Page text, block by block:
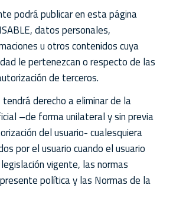
podrá publicar en esta página
datos personales,
u otros contenidos cuya
le pertenezcan o respecto de las
de terceros.
tendrá derecho a eliminar de la
–de forma unilateral y sin previa
del usuario- cualesquiera
por el usuario cuando el usuario
vigente, las normas
política y las Normas de la